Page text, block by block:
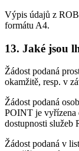
Výpis údajů z
formátu A4.
13. Jaké jsou
Žádost podaná
okamžitě, resp. v
Žádost podaná
POINT je vyřízena
dostupnosti služeb
Žádost podaná v